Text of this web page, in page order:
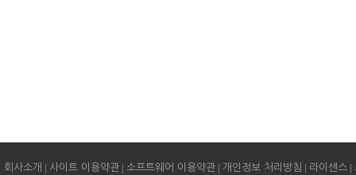
회사소개 | 사이트 이용약관 | 소프트웨어 이용약관 | 개인정보 처리방침 | 라이센스 |